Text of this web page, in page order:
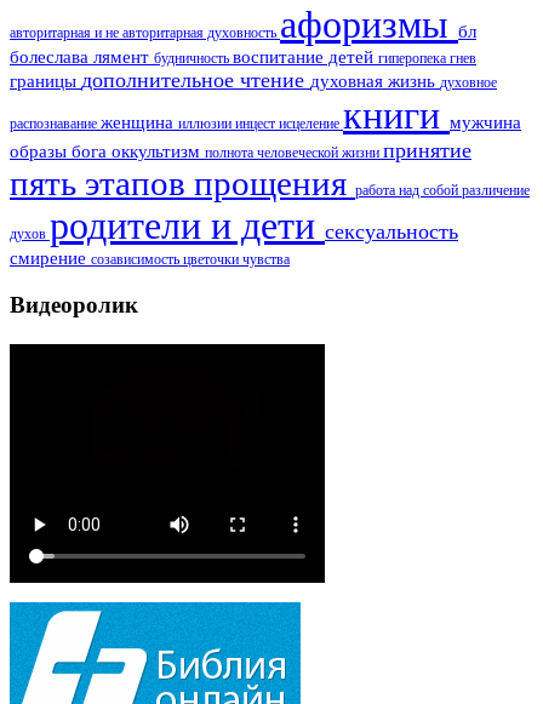
авторитарная и не авторитарная духовность афоризмы бл
болеслава лямент будничность воспитание детей гиперопека гнев
границы дополнительное чтение духовная жизнь духовное
распознавание женщина иллюзии инцест исцеление книги мужчина
образы бога оккультизм полнота человеческой жизни принятие
пять этапов прощения работа над собой различение
духов родители и дети сексуальность
смирение созависимость цветочки чувства
Видеоролик